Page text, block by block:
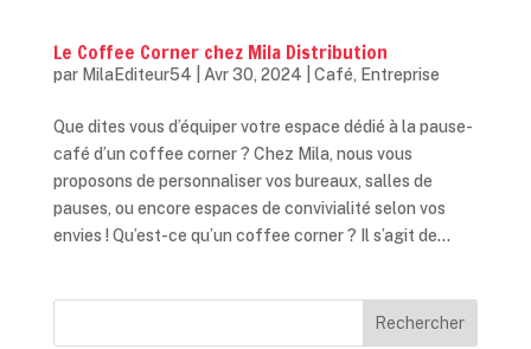
Le Coffee Corner chez Mila Distribution
par MilaEditeur54 Avr 30, 2024 Café, Entreprise
Que dites vous d’équiper votre espace dédié à la pause-
café d’un coffee corner ? Chez Mila, nous vous
proposons de personnaliser vos bureaux, salles de
pauses, ou encore espaces de convivialité selon vos
envies ! Qu’est-ce qu’un coffee corner ? Il s’agit de...
Rechercher